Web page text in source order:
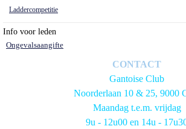
Laddercompetitie
Info voor leden
Ongevalsaangifte
CONTACT
Gantoise Club
Noorderlaan 10 & 25, 9000
Maandag t.e.m. vrijdag
9u - 12u00 en 14u -